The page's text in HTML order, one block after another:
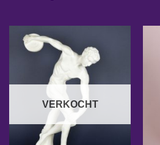
VERKOCHT